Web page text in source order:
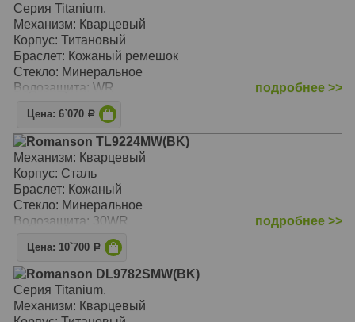
Серия Titanium.
Механизм: Кварцевый
Корпус: Титановый
Браслет: Кожаный ремешок
Стекло: Минеральное
Водозащита: WR
подробнее >>
Цена: 6`070 Р
Romanson TL9224MW(BK)
Механизм: Кварцевый
Корпус: Сталь
Браслет: Кожаный
Стекло: Минеральное
Водозащита: 30WR
подробнее >>
Цена: 10`700 Р
Romanson DL9782SMW(BK)
Серия Titanium.
Механизм: Кварцевый